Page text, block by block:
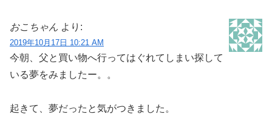
おこちゃん より:
2019年10月17日 10:21 AM
今朝、父と買い物へ行ってはぐれてしまい探して
いる夢をみましたー。。
起きて、夢だったと気がつきました。